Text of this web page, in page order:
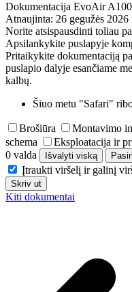
Dokumentacija EvoAir
Atnaujinta: 26 gegužės 2026
Norite atsispausdinti toliau
Apsilankykite puslapyje
Pritaikykite dokumentaciją
puslapio dalyje esančiame
kalbų.
Šiuo metu "Safari"
Brošiūra Montavimo
schema
Eksploatacija ir
0 valda
Išvalyti viską
Įtraukti viršelį ir galinį
Skriv ut
Kiti dokumentai